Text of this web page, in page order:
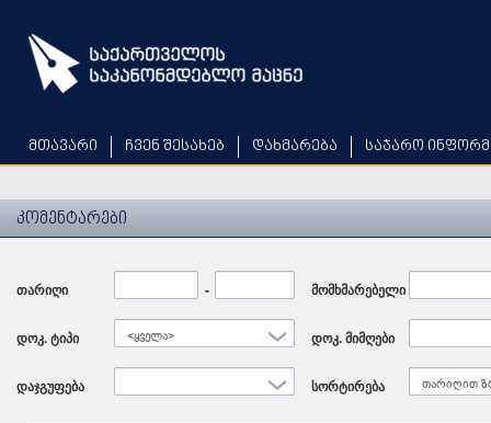
main
content
მთავარი ჩვენ შესახებ დახმარება საჯარო
კომენტარები
თარიღი - მომხმარებელი
დოკ. ტიპი <ყველა> დოკ. მიმღები
დაჯგუფება სორტირება თარიღით